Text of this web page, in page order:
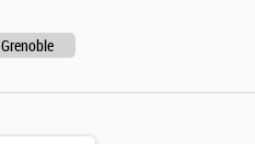
Grenoble